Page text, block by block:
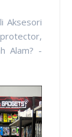
Aksesori
Alam? -